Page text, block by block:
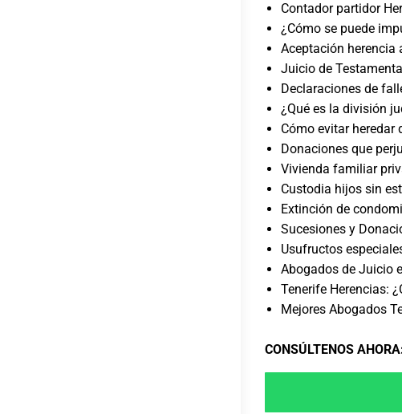
Contador partidor
¿Cómo se puede
Aceptación herencia
Juicio de
Declaraciones de
¿Qué es la división
Cómo evitar heredar
Donaciones que
Vivienda familiar
Custodia hijos sin
Extinción de
Sucesiones y
Usufructos
Abogados de Juicio
Tenerife Herencias:
Mejores Abogados
CONSÚLTENOS AHORA